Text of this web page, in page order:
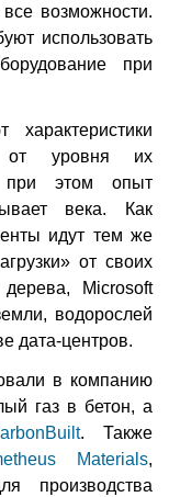
возможности.
использовать
при
от уровня их
при этом опыт
века. Как
идут тем же
от своих
Microsoft
водорослей
дата-центров.
в компанию
газ в бетон, а
. Также
Materials,
производства